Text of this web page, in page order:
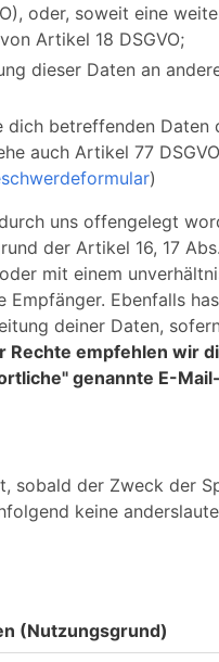
oder, soweit eine
Artikel 18 DSGVO;
dieser Daten an
betreffenden Daten
auch Artikel 77
)
uns offengelegt
der Artikel 16, 17
mit einem
Ebenfalls
deiner Daten,
Rechte empfehlen wir
genannte E-
sobald der Zweck der
keine
(Nutzungsgrund)